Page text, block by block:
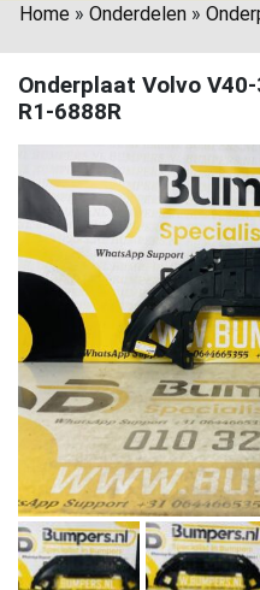
Home » Onderdelen »
Onderplaat Volvo
R1-6888R